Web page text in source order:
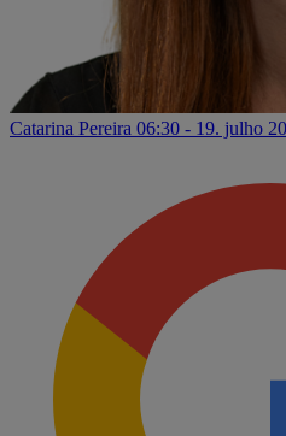
Catarina Pereira 06:30 - 19. julho